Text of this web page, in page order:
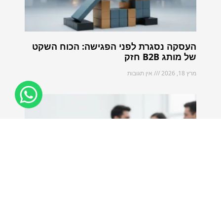
העסקה נסגרת לפני הפגישה: הכוח השקט
של מותג B2B חזק
מרץ 18, 2026 אין תגובות